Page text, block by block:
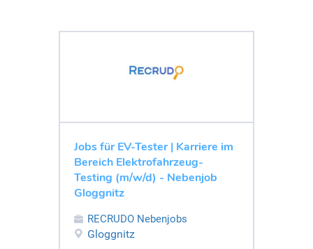
Jobs für EV-Tester | Karriere im
Bereich Elektrofahrzeug-
Testing (m/w/d) - Nebenjob
Gloggnitz
RECRUDO Nebenjobs
Gloggnitz